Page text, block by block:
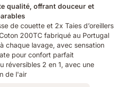
qualité, offrant douceur et
de couette et 2x Taies d’oreillers
200TC fabriqué au Portugal
chaque lavage, avec sensation
pour confort parfait
réversibles 2 en 1, avec une
de l'air